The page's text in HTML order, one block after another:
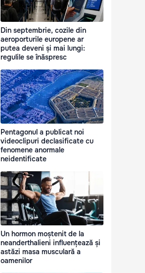
Din septembrie, cozile din
aeroporturile europene ar
putea deveni și mai lungi:
regulile se înăspresc
Pentagonul a publicat noi
videoclipuri declasificate cu
fenomene anormale
neidentificate
Un hormon moștenit de la
neanderthalieni influențează și
astăzi masa musculară a
oamenilor